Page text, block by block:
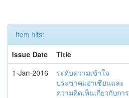
Item hits:
Issue Date
Title
1-Jan-2016
ระดับความเข้าใจ
ประชาคมอาเซียนและ
ความคิดเห็นเกี่ยวกับการ